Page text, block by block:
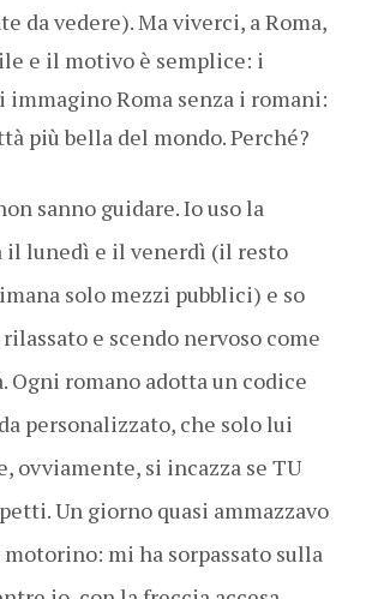
da vedere). Ma viverci, a Roma,
e il motivo è semplice: i
immagino Roma senza i romani:
più bella del mondo. Perché?
sanno guidare. Io uso la
il lunedì e il venerdì (il resto
solo mezzi pubblici) e so
e scendo nervoso come
Ogni romano adotta un codice
personalizzato, che solo lui
ovviamente, si incazza se TU
Un giorno quasi ammazzavo
motorino: mi ha sorpassato sulla